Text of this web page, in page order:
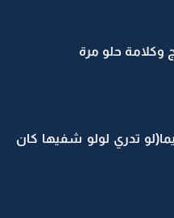
وكلامة حلو مرة
تدري لولو شفيها كان